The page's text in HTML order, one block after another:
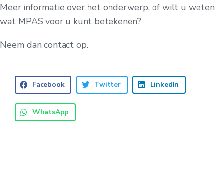
Meer informatie over het onderwerp, of wilt u weten
wat MPAS voor u kunt betekenen?
Neem dan contact op.
Facebook Twitter LinkedIn
WhatsApp